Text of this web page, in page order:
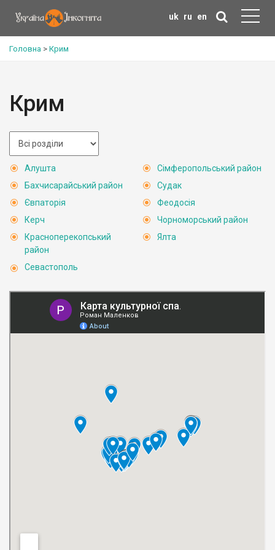
uk ru en
Головна > Крим
Крим
Алушта
Бахчисарайський район
Євпаторія
Керч
Красноперекопський
район
Севастополь
Сімферопольський район
Судак
Феодосія
Чорноморський район
Ялта